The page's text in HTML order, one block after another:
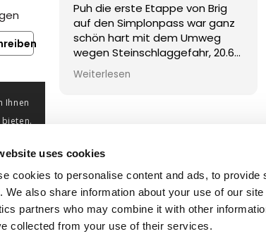
uses cookies
cookies to personalise content and ads, to
We also share information about your use of our
partners who may combine it with other
collected from your use of their services.
Puh die erste Etappe von Brig
auf den Simplonpass war ganz
schön hart mit dem Umweg
wegen Steinschlaggefahr, 20.6
km, 1720 Höhenmeter. Mit 10kg
Rucksack. Aber geschafft
Wir freuen ins auf das was noch
kommt
Weiterlesen
info@stockalperweg.ch
Ihnen